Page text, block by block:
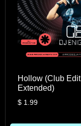
Hollow (Club Edit
Extended)
$1.99